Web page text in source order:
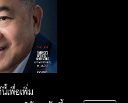
เพื่อเพิ่ม